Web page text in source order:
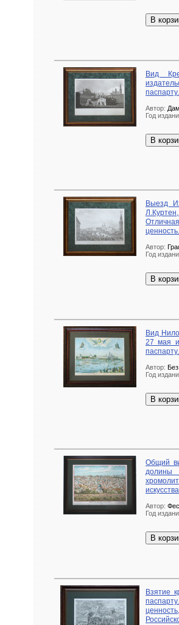
В
Вид
Автор:
Год
В
Выезд
Автор:
Год
В
Вид
27 мая
Автор:
Год
В
Общий
Автор:
Год
В
Взятие